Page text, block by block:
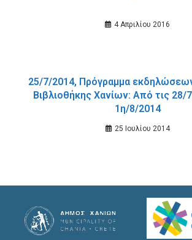
4 Απριλίου 2016
25/7/2014, Πρόγραμμα
Βιβλιοθήκης Χανίων: Από τις 28/
1η/8/2014
25 Ιουλίου 2014